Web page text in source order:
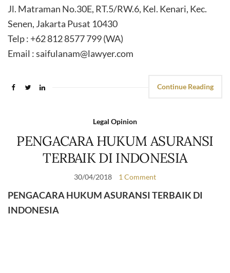
Jl. Matraman No.30E, RT.5/RW.6, Kel. Kenari, Kec.
Senen, Jakarta Pusat 10430
Telp : +62 812 8577 799 (WA)
Email : saifulanam@lawyer.com
Continue Reading
Legal Opinion
PENGACARA HUKUM ASURANSI
TERBAIK DI INDONESIA
30/04/2018 1 Comment
PENGACARA HUKUM ASURANSI TERBAIK DI
INDONESIA